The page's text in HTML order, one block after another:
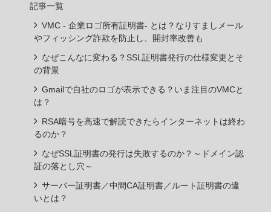
記事一覧
VMC - 企業ロゴ所有証明書- とは？なりすましメール
やフィッシング詐欺を防止し、開封率改善も
なぜこんなに変わる？SSL証明書発行の仕様変更とそ
の背景
Gmailで自社のロゴが表示できる？いま注目のVMCと
は？
RSA暗号を高速で解読できたらインターネットは終わ
るのか？
なぜSSL証明書の発行は失敗するのか？～ドメイン認
証の落とし穴～
サーバー証明書／中間CA証明書／ルート証明書の違
いとは？